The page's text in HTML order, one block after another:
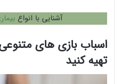
آشنایی با انواع
اسباب بازی های
تهیه کنید